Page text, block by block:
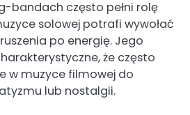
bandach często pełni rolę
solowej potrafi wywołać
po energię. Jego
że często
w muzyce filmowej do
lub nostalgii.